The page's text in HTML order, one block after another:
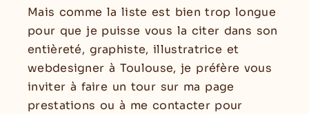
Mais comme la liste est bien trop longue
pour que je puisse vous la citer dans son
entièreté, graphiste, illustratrice et
webdesigner à Toulouse, je préfère vous
inviter à faire un tour sur ma page
prestations ou à me contacter pour